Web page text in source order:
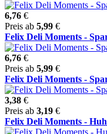
6,76 €
Preis ab 5,99 €
Felix Deli Moments -
6,76 €
Preis ab 5,99 €
Felix Deli Moments -
3,38 €
Preis ab 3,19 €
Felix Deli Moments -